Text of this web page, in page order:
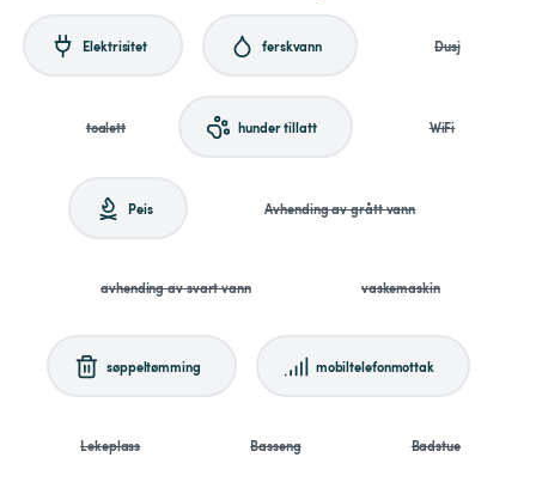
Elektrisitet ferskvann Dusj
toalett hunder tillatt WiFi
Peis Avhending av grått vann
avhending av svart vann vaskemaskin
søppeltømming mobiltelefonmottak
Lekeplass Basseng Badstue